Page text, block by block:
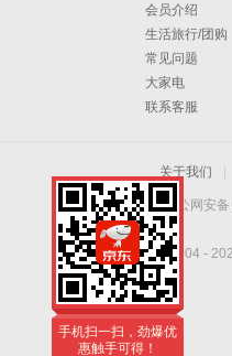
会员介绍
生活旅行/团购
常见问题
大家电
联系客服
关于我们
京公网安
Copyright © 2004 -
手机扫一扫，劲爆优
惠触手可得！
手机扫一扫，劲爆优
惠触手可得！